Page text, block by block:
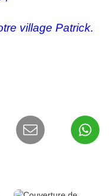
village Patrick.